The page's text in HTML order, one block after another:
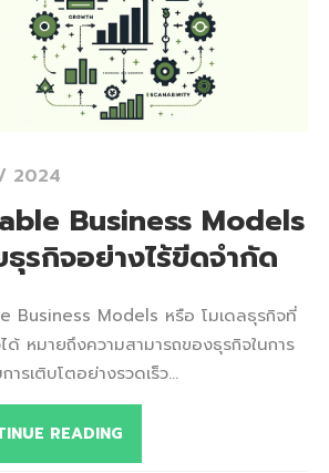
2024
Business Models
รกิจอย่างไร้ขีดจำกัด
Business Models หรือ โมเดลธุรกิจที่
ด้ หมายถึงความสามารถของธุรกิจในการ
ารเติบโตอย่างรวดเร็ว...
READING